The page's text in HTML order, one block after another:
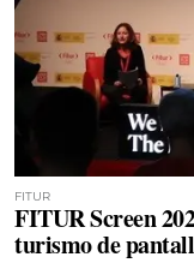
FITUR
FITUR Screen
turismo de